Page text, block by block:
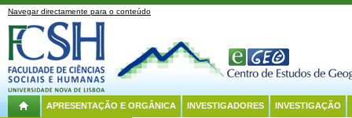
Navegar directamente para o conteúdo
APRESENTAÇÃO E ORGÂNICA INVESTIGADORES INVESTIGAÇÃO